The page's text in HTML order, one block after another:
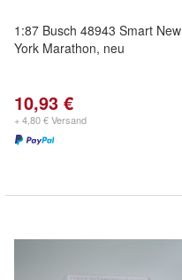
1:87 Busch 48943 Smart New
York Marathon, neu
10,93 €
+ 4,80 € Versand